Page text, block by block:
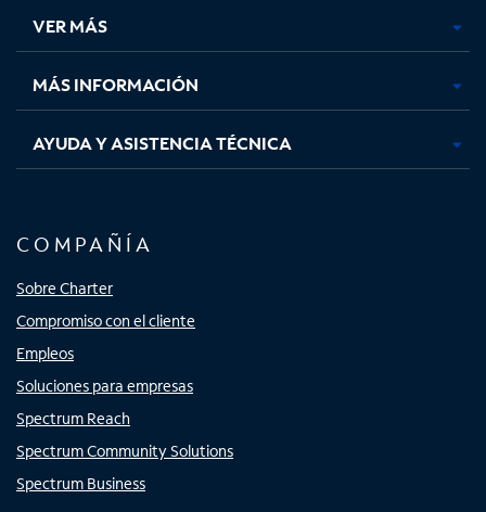
pestaña
nueva
pestaña
nueva
pestaña
nuevanueva
VER MÁS
MÁS INFORMACIÓN
AYUDA Y ASISTENCIA TÉCNICA
COMPAÑÍA
Sobre Charter
Compromiso con el cliente
Empleos
Soluciones para empresas
Spectrum Reach
Spectrum Community Solutions
Spectrum Business